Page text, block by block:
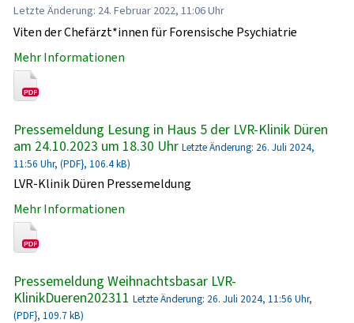
Letzte Änderung: 24. Februar 2022, 11:06 Uhr
Viten der Chefärzt*innen für Forensische Psychiatrie
Mehr Informationen
Pressemeldung Lesung in Haus 5 der LVR-Klinik Düren
am 24.10.2023 um 18.30 Uhr Letzte Änderung: 26. Juli 2024,
11:56 Uhr, (PDF}, 106.4 kB)
LVR-Klinik Düren Pressemeldung
Mehr Informationen
Pressemeldung Weihnachtsbasar LVR-
KlinikDueren202311 Letzte Änderung: 26. Juli 2024, 11:56 Uhr,
(PDF}, 109.7 kB)